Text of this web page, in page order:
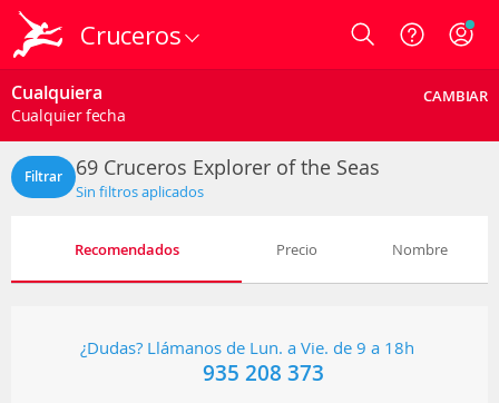
Cruceros Login
Cualquiera
Cualquier fecha
CAMBIAR
Filtrar 69 Cruceros Explorer of the Seas
Sin filtros aplicados
Recomendados Precio Nombre
¿Dudas? Llámanos de Lun. a Vie. de 9 a 18h
935 208 373